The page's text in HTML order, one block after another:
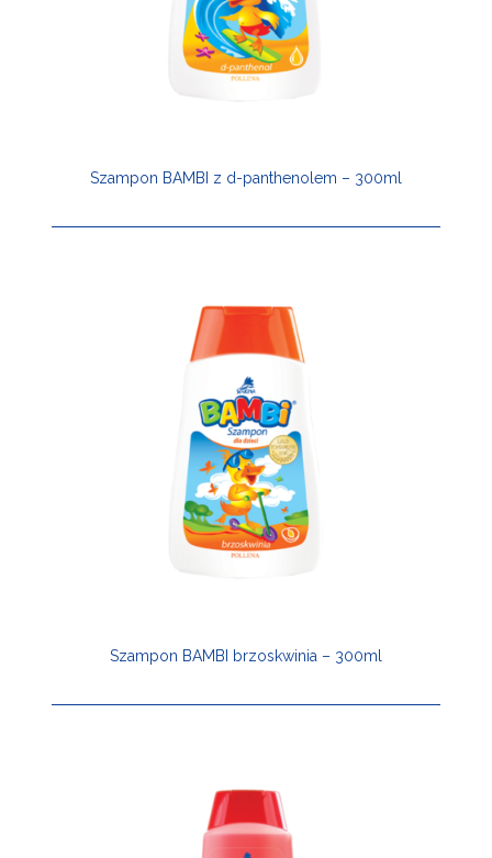
Szampon BAMBI z d-panthenolem – 300ml
Szampon BAMBI brzoskwinia – 300ml